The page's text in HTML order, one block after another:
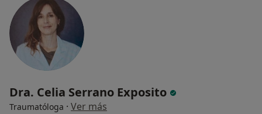
Dra. Celia Serrano Exposito
Traumatóloga · Ver más